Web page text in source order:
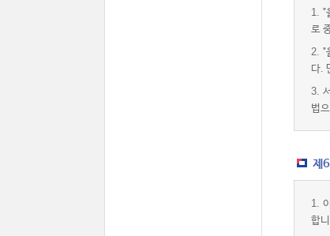
1. "
로
2. "
다.
3.
법
제
1.
합